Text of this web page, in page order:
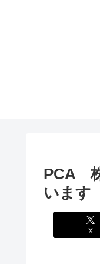
PCA
います
X